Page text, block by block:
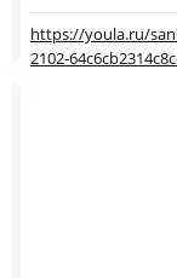
https://youla.ru/
2102-